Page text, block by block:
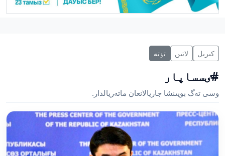
كىرىل لاتىن تٶتە
#ٸسساپار
وسى تەگ بويىنشا جاريالانعان ماتەريالدار.